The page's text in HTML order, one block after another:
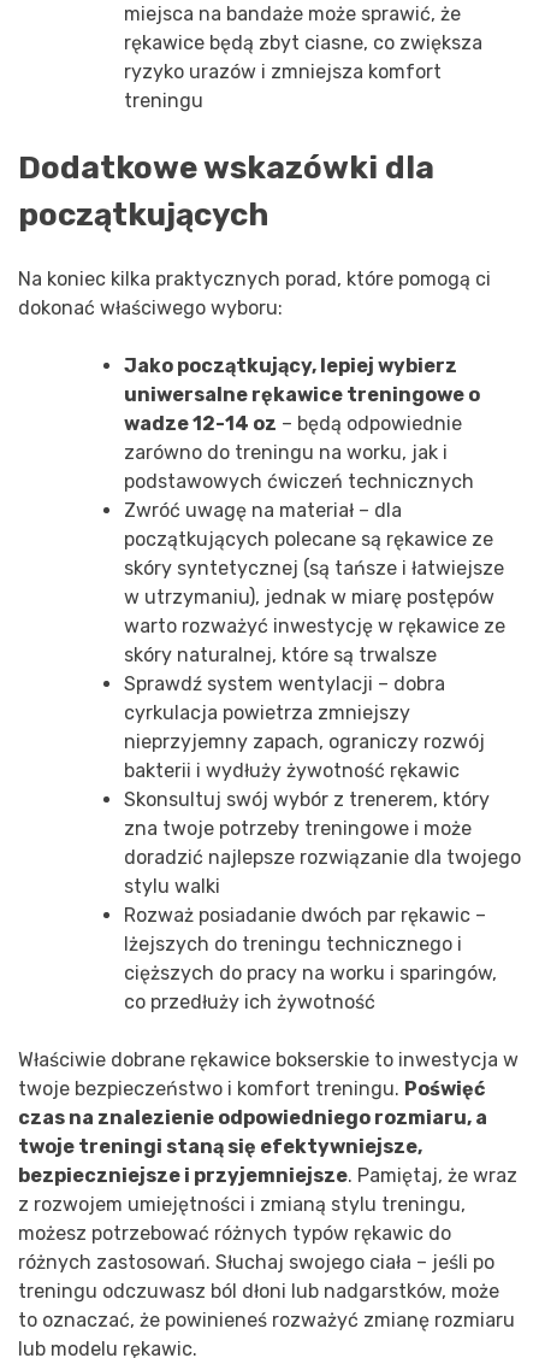
miejsca na bandaże może sprawić, że
rękawice będą zbyt ciasne, co zwiększa
ryzyko urazów i zmniejsza komfort
treningu
Dodatkowe wskazówki dla
początkujących
Na koniec kilka praktycznych porad, które pomogą ci
dokonać właściwego wyboru:
Jako początkujący, lepiej wybierz
uniwersalne rękawice treningowe o
wadze 12-14 oz – będą odpowiednie
zarówno do treningu na worku, jak i
podstawowych ćwiczeń technicznych
Zwróć uwagę na materiał – dla
początkujących polecane są rękawice ze
skóry syntetycznej (są tańsze i łatwiejsze
w utrzymaniu), jednak w miarę postępów
warto rozważyć inwestycję w rękawice ze
skóry naturalnej, które są trwalsze
Sprawdź system wentylacji – dobra
cyrkulacja powietrza zmniejszy
nieprzyjemny zapach, ograniczy rozwój
bakterii i wydłuży żywotność rękawic
Skonsultuj swój wybór z trenerem, który
zna twoje potrzeby treningowe i może
doradzić najlepsze rozwiązanie dla twojego
stylu walki
Rozważ posiadanie dwóch par rękawic –
lżejszych do treningu technicznego i
cięższych do pracy na worku i sparingów,
co przedłuży ich żywotność
Właściwie dobrane rękawice bokserskie to inwestycja w
twoje bezpieczeństwo i komfort treningu. Poświęć
czas na znalezienie odpowiedniego rozmiaru, a
twoje treningi staną się efektywniejsze,
bezpieczniejsze i przyjemniejsze. Pamiętaj, że wraz
z rozwojem umiejętności i zmianą stylu treningu,
możesz potrzebować różnych typów rękawic do
różnych zastosowań. Słuchaj swojego ciała – jeśli po
treningu odczuwasz ból dłoni lub nadgarstków, może
to oznaczać, że powinieneś rozważyć zmianę rozmiaru
lub modelu rękawic.